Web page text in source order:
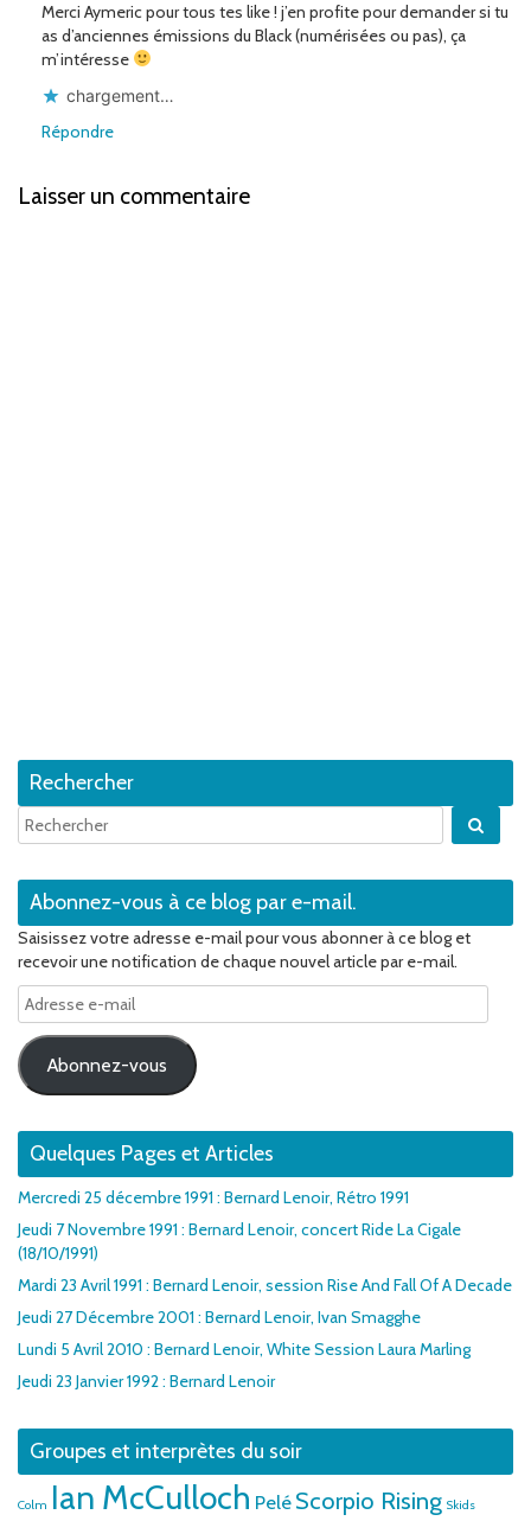
Merci Aymeric pour tous tes like ! j’en profite pour demander si tu
as d’anciennes émissions du Black (numérisées ou pas), ça
m’intéresse
chargement…
Répondre
Laisser un commentaire
Rechercher
Abonnez-vous à ce blog par e-mail.
Saisissez votre adresse e-mail pour vous abonner à ce blog et
recevoir une notification de chaque nouvel article par e-mail.
Adresse
e-
mail
Abonnez-vous
Quelques Pages et Articles
Mercredi 25 décembre 1991 : Bernard Lenoir, Rétro 1991
Jeudi 7 Novembre 1991 : Bernard Lenoir, concert Ride La Cigale
(18/10/1991)
Mardi 23 Avril 1991 : Bernard Lenoir, session Rise And Fall Of A Decade
Jeudi 27 Décembre 2001 : Bernard Lenoir, Ivan Smagghe
Lundi 5 Avril 2010 : Bernard Lenoir, White Session Laura Marling
Jeudi 23 Janvier 1992 : Bernard Lenoir
Groupes et interprètes du soir
Colm Ian McCulloch Pelé Scorpio Rising Skids